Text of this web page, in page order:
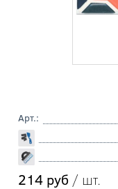
Арт.:
214 руб / шт.